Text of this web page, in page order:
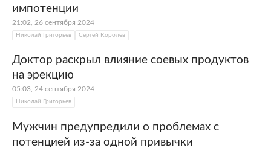
импотенции
21:02, 26 сентября 2024
Николай Григорьев Сергей Королев
Доктор раскрыл влияние соевых продуктов
на эрекцию
05:03, 24 сентября 2024
Николай Григорьев
Мужчин предупредили о проблемах с
потенцией из-за одной привычки